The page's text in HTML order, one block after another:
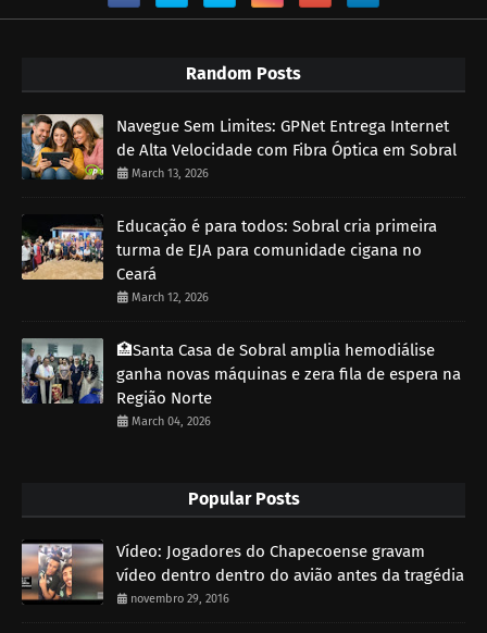
Random Posts
Navegue Sem Limites: GPNet Entrega Internet
de Alta Velocidade com Fibra Óptica em Sobral
March 13, 2026
Educação é para todos: Sobral cria primeira
turma de EJA para comunidade cigana no
Ceará
March 12, 2026
🏥Santa Casa de Sobral amplia hemodiálise
ganha novas máquinas e zera fila de espera na
Região Norte
March 04, 2026
Popular Posts
Vídeo: Jogadores do Chapecoense gravam
vídeo dentro dentro do avião antes da tragédia
novembro 29, 2016